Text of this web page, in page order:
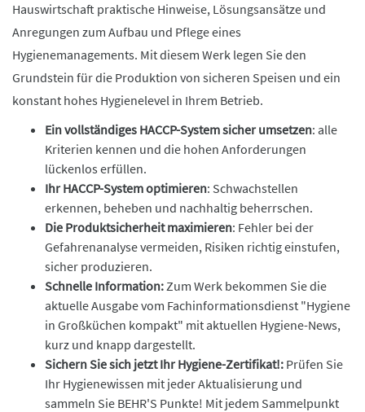
Hauswirtschaft praktische Hinweise, Lösungsansätze und
Anregungen zum Aufbau und Pflege eines
Hygienemanagements. Mit diesem Werk legen Sie den
Grundstein für die Produktion von sicheren Speisen und ein
konstant hohes Hygienelevel in Ihrem Betrieb.
Ein vollständiges HACCP-System sicher umsetzen: alle
Kriterien kennen und die hohen Anforderungen
lückenlos erfüllen.
Ihr HACCP-System optimieren: Schwachstellen
erkennen, beheben und nachhaltig beherrschen.
Die Produktsicherheit maximieren: Fehler bei der
Gefahrenanalyse vermeiden, Risiken richtig einstufen,
sicher produzieren.
Schnelle Information:Zum Werk bekommen Sie die
aktuelle Ausgabe vom Fachinformationsdienst "Hygiene
in Großküchen kompakt" mit aktuellen Hygiene-News,
kurz und knapp dargestellt.
Sichern Sie sich jetzt Ihr Hygiene-Zertifikat!: Prüfen Sie
Ihr Hygienewissen mit jeder Aktualisierung und
sammeln Sie BEHR'S Punkte! Mit jedem Sammelpunkt